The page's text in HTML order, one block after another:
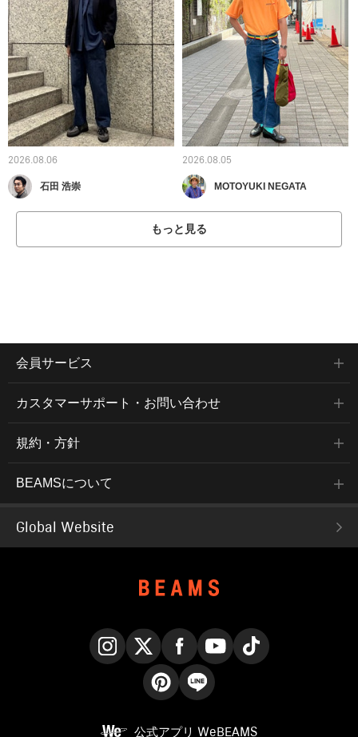
2026.08.06
石田 浩崇
2026.08.05
MOTOYUKI NEGATA
もっと見る
会員サービス
カスタマーサポート・お問い合わせ
規約・方針
BEAMSについて
Global Website
公式アプリ WeBEAMS